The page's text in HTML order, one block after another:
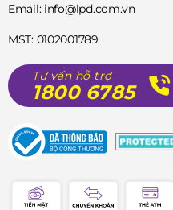
Email: info@lpd.com.vn
MST: 0102001789
Tư vấn hỗ trợ
1800 6785